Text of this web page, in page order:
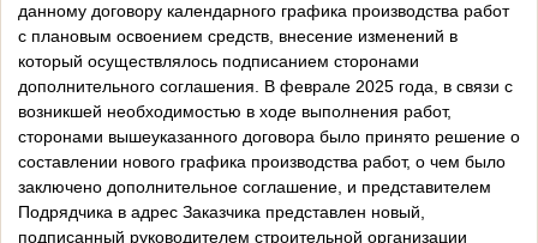
данному договору календарного графика производства работ
с плановым освоением средств, внесение изменений в
который осуществлялось подписанием сторонами
дополнительного соглашения. В феврале 2025 года, в связи с
возникшей необходимостью в ходе выполнения работ,
сторонами вышеуказанного договора было принято решение о
составлении нового графика производства работ, о чем было
заключено дополнительное соглашение, и представителем
Подрядчика в адрес Заказчика представлен новый,
подписанный руководителем строительной организации